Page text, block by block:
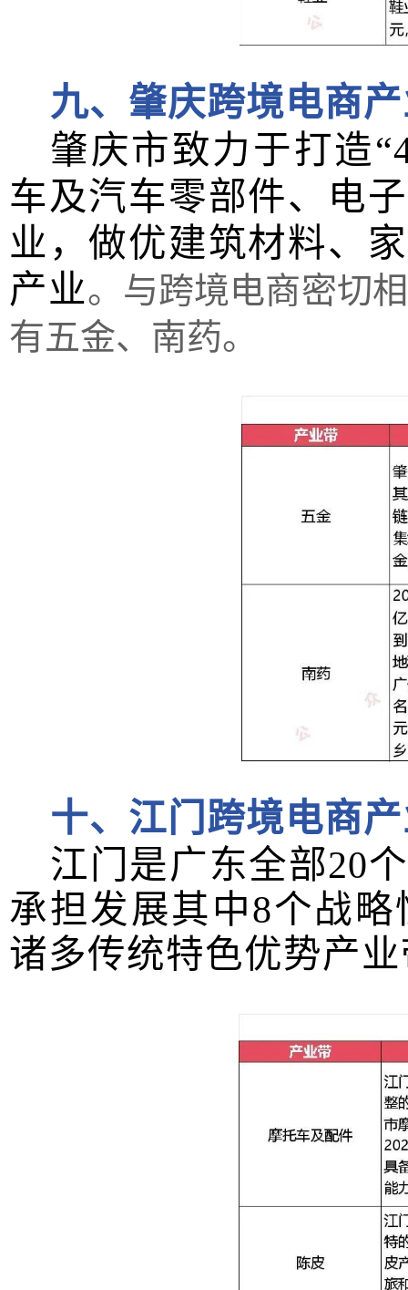
九、肇庆跨境电商
肇庆市致力于打造“
车及汽车零部件、电
业，做优建筑材料、
产业。 与跨境电商密切
有五金、南药。
十、江门跨境电商
江门是广东全部20
承担发展其中8个战略
诸多传统特色优势产